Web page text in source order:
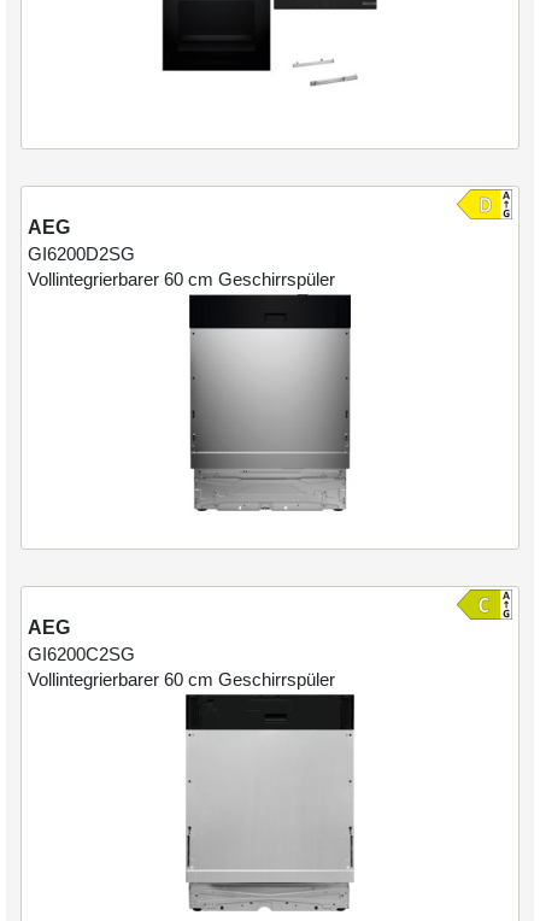
AEG
GI6200D2SG
Vollintegrierbarer 60 cm Geschirrspüler
AEG
GI6200C2SG
Vollintegrierbarer 60 cm Geschirrspüler